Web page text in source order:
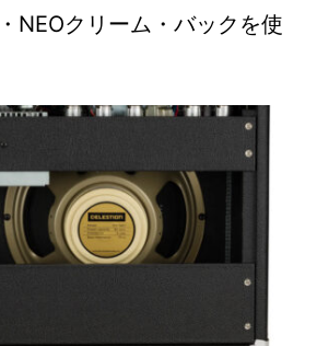
NEOクリーム・バックを使